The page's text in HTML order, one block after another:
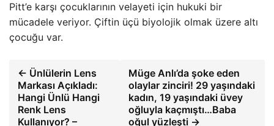
Pitt’e karşı çocuklarının velayeti için hukuki bir
mücadele veriyor. Çiftin üçü biyolojik olmak üzere altı
çocuğu var.
← Ünlülerin Lens
Markası Açıkladı:
Hangi Ünlü Hangi
Renk Lens
Kullanıyor? –
Müge Anlı’da şoke eden
olaylar zinciri! 29 yaşındaki
kadın, 19 yaşındaki üvey
oğluyla kaçmıştı…Baba
oğul yüzleşti →